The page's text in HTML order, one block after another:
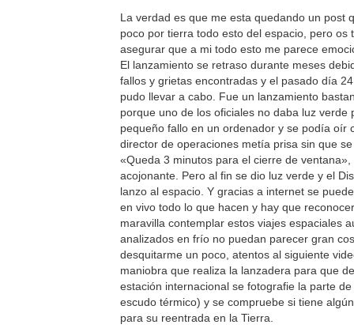
La verdad es que me esta quedando un post
poco por tierra todo esto del espacio, pero os
asegurar que a mi todo esto me parece
El lanzamiento se retraso durante meses
fallos y grietas encontradas y el pasado día
pudo llevar a cabo. Fue un lanzamiento
porque uno de los oficiales no daba luz verde
pequeño fallo en un ordenador y se podía oír
director de operaciones metía prisa sin que
«Queda 3 minutos para el cierre de ventana»,
acojonante. Pero al fin se dio luz verde y el
lanzo al espacio. Y gracias a internet se
en vivo todo lo que hacen y hay que
maravilla contemplar estos viajes espaciales
analizados en frío no puedan parecer gran
desquitarme un poco, atentos al siguiente
maniobra que realiza la lanzadera para que
estación internacional se fotografie la parte
escudo térmico) y se compruebe si tiene
para su reentrada en la Tierra.